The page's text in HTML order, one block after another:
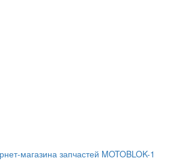
магазина запчастей MOTOBLOK-1